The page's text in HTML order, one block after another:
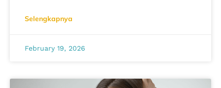
Selengkapnya
February 19, 2026